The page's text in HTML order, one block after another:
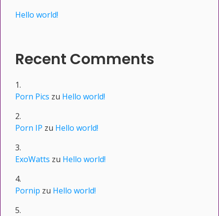
Hello world!
Recent Comments
Porn Pics zu Hello world!
Porn IP zu Hello world!
ExoWatts zu Hello world!
Pornip zu Hello world!